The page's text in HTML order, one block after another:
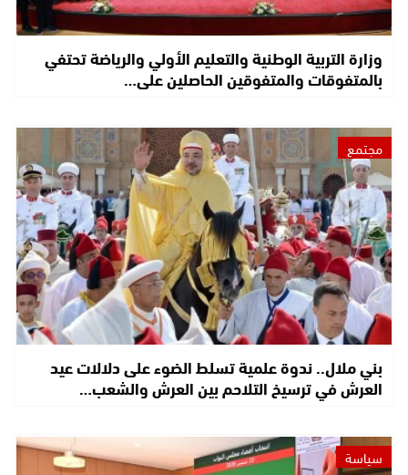
وزارة التربية الوطنية والتعليم الأولي والرياضة تحتفي
بالمتفوقات والمتفوقين الحاصلين على…
مجتمع
بني ملال.. ندوة علمية تسلط الضوء على دلالات عيد
العرش في ترسيخ التلاحم بين العرش والشعب…
سياسة